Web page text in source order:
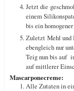
Jetzt die
einem
bis ein
Zuletzt Mehl und
ebengleich nur
Teig nun bis auf
auf mittlerer
Mascarponecreme:
Alle Zutaten in